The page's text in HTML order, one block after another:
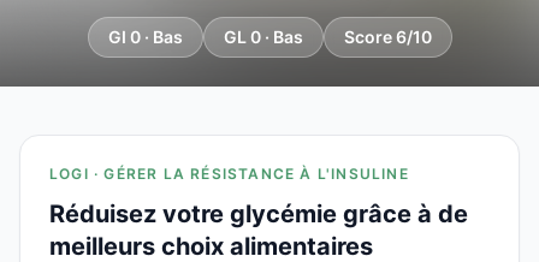
GI 0 · Bas GL 0 · Bas Score 6/10
LOGI · GÉRER LA RÉSISTANCE À L'INSULINE
Réduisez votre glycémie grâce à de
meilleurs choix alimentaires